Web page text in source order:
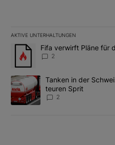
AKTIVE UNTERHALTUNGEN
Das Folgende ist eine Liste
Ein Trendartikel mit dem Titel
Fifa verwirft Pläne für
2
Ein Trendartikel mit dem Titel
Tanken in der
teuren Sprit
2